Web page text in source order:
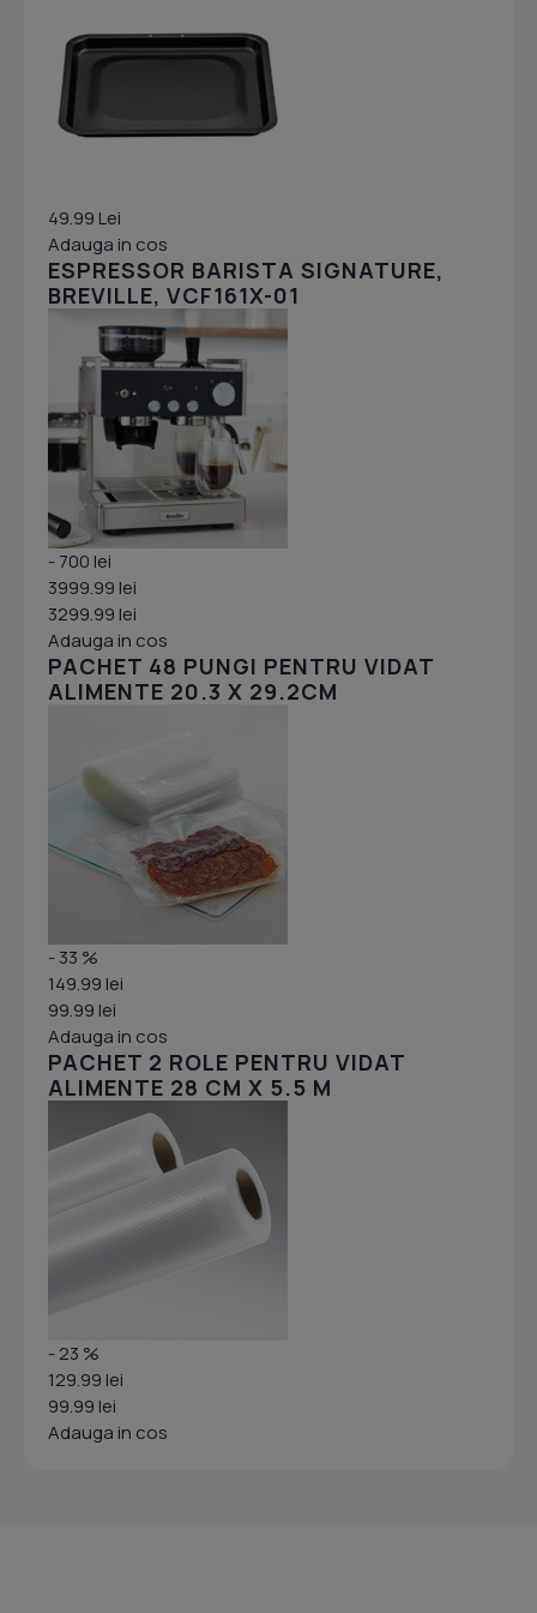
49.99 Lei
Adauga in cos
ESPRESSOR BARISTA SIGNATURE,
BREVILLE, VCF161X-01
- 700 lei
3999.99 lei
3299.99 lei
Adauga in cos
PACHET 48 PUNGI PENTRU VIDAT
ALIMENTE 20.3 X 29.2CM
- 33 %
149.99 lei
99.99 lei
Adauga in cos
PACHET 2 ROLE PENTRU VIDAT
ALIMENTE 28 CM X 5.5 M
- 23 %
129.99 lei
99.99 lei
Adauga in cos